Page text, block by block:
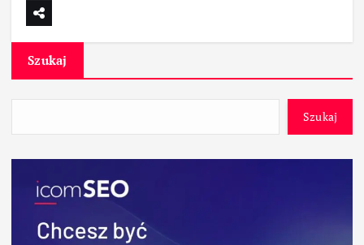
Szukaj
Szukaj